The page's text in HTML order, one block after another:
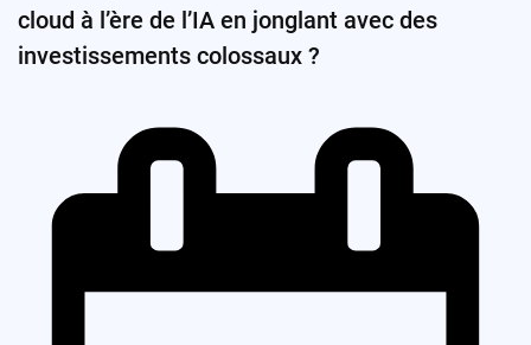
cloud à l’ère de l’IA en jonglant avec des
investissements colossaux ?